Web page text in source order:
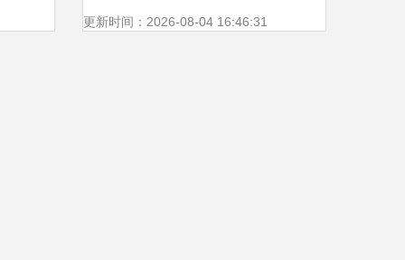
更新时间：2026-08-04 16:46:31